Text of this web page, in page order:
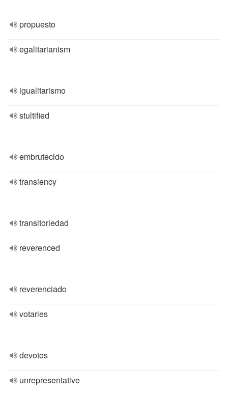
propuesto
egalitarianism
igualitarismo
stultified
embrutecido
transiency
transitoriedad
reverenced
reverenciado
votaries
devotos
unrepresentative